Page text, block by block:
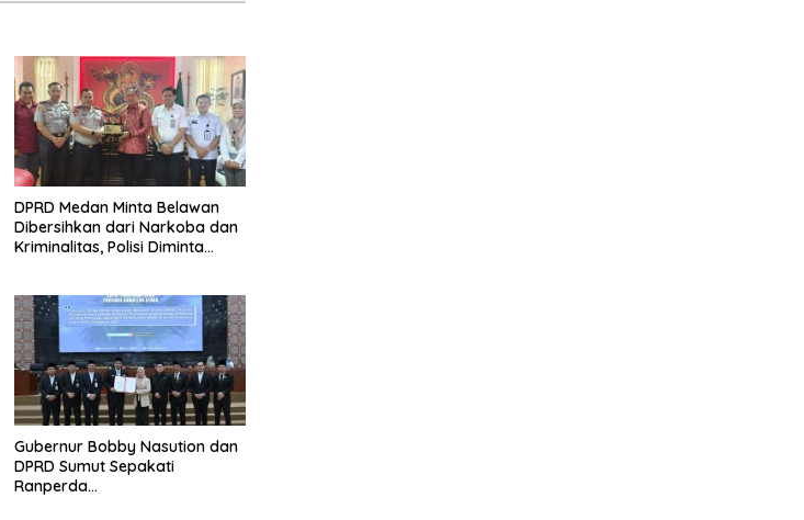
DPRD Medan Minta Belawan
Dibersihkan dari Narkoba dan
Kriminalitas, Polisi Diminta
Gubernur Bobby Nasution dan
DPRD Sumut Sepakati
Ranperda